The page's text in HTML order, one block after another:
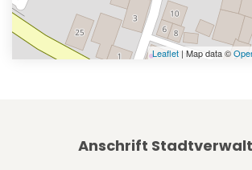
Leaflet | Map data ©
Anschrift